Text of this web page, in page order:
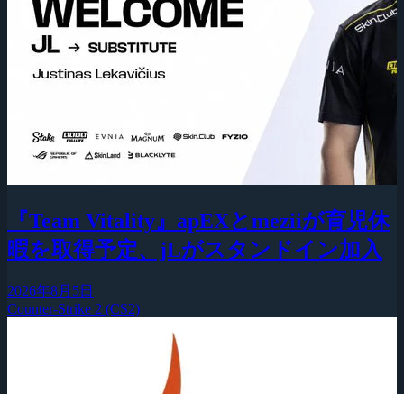
『Team Vitality』apEXとmeziiが育児休
暇を取得予定、jLがスタンドイン加入
2026年8月5日
Counter-Strike 2 (CS2)